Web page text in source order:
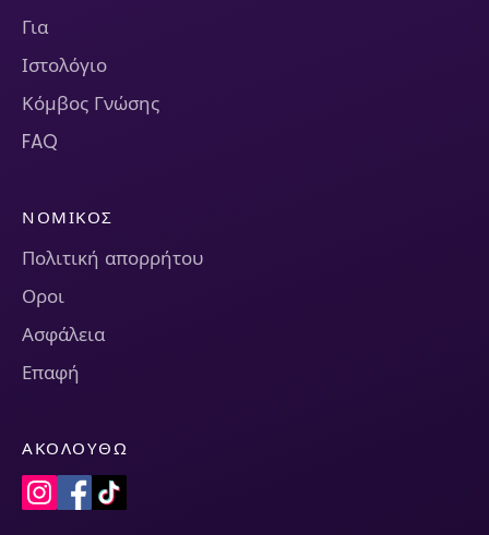
Για
Ιστολόγιο
Κόμβος Γνώσης
FAQ
ΝΟΜΙΚΌΣ
Πολιτική απορρήτου
Οροι
Ασφάλεια
Επαφή
ΑΚΟΛΟΥΘΏ